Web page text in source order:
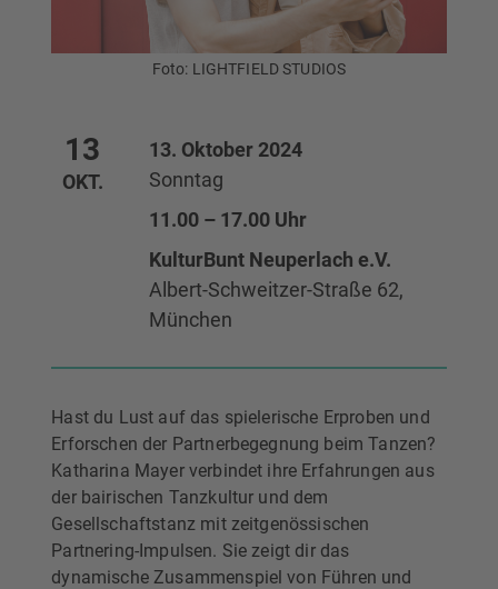
Foto: LIGHTFIELD STUDIOS
13
OKT.
13. Oktober 2024
Sonntag
11.00 – 17.00 Uhr
KulturBunt Neuperlach e.V.
Albert-Schweitzer-Straße 62,
München
Hast du Lust auf das spielerische Erproben und
Erforschen der Partnerbegegnung beim Tanzen?
Katharina Mayer verbindet ihre Erfahrungen aus
der bairischen Tanzkultur und dem
Gesellschaftstanz mit zeitgenössischen
Partnering-Impulsen. Sie zeigt dir das
dynamische Zusammenspiel von Führen und